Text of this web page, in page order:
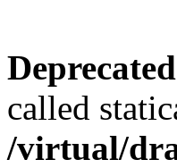
Deprecated
called
/virtual/